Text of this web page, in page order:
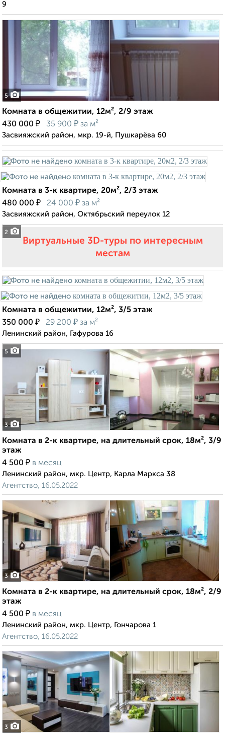
9
5
Комната в общежитии, 12м², 2/9 этаж
430 000 ₽ 35 900 ₽ за м²
Засвияжский район, мкр. 19-й, Пушкарёва 60
2
Комната в 3-к квартире, 20м², 2/3 этаж
480 000 ₽ 24 000 ₽ за м²
Засвияжский район, Октябрьский переулок 12
Виртуальные 3D-туры по интересным
местам
5
Комната в общежитии, 12м², 3/5 этаж
350 000 ₽ 29 200 ₽ за м²
Ленинский район, Гафурова 16
3
Комната в 2-к квартире, на длительный срок, 18м², 3/9
этаж
4 500 ₽ в месяц
Ленинский район, мкр. Центр, Карла Маркса 38
Агентство, 16.05.2022
3
Комната в 2-к квартире, на длительный срок, 18м², 2/9
этаж
4 500 ₽ в месяц
Ленинский район, мкр. Центр, Гончарова 1
Агентство, 16.05.2022
3